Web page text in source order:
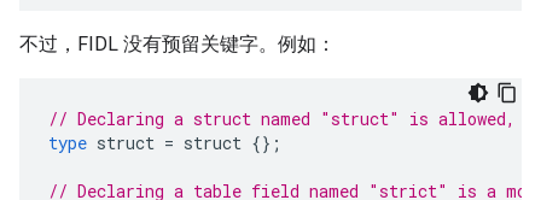
不过，FIDL 没有预留关键字。例如：
// Declaring a struct named "struct" is allowed,
type struct = struct {};
// Declaring a table field named "strict" is a more